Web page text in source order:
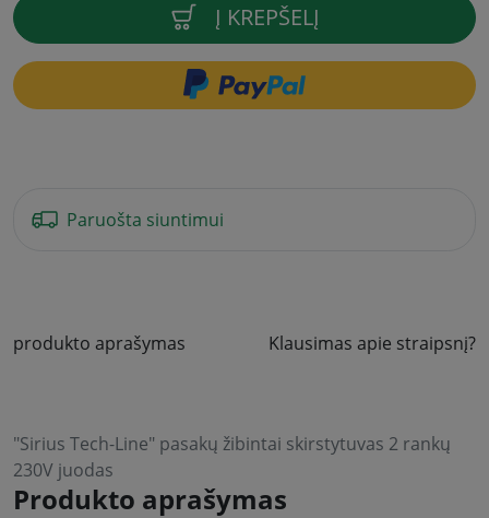
Į KREPŠELĮ
Paruošta siuntimui
produkto aprašymas Klausimas apie straipsnį?
"Sirius Tech-Line" pasakų žibintai skirstytuvas 2 rankų
230V juodas
Produkto aprašymas